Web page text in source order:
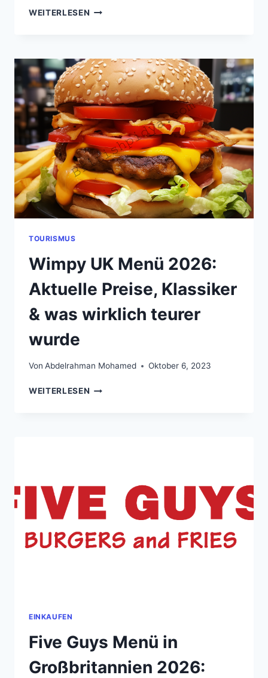
WEITERLESEN DIE
IN
OXFORD
2026
–
WO
ESSEN
MEHR
BEDEUTET
ALS
NUR
SATTWERDEN
TOURISMUS
Wimpy UK Menü 2026:
Aktuelle Preise, Klassiker
& was wirklich teurer
wurde
Von Abdelrahman Mohamed Oktober 6, 2023
WEITERLESEN WIMPY
WAS
WIRKLICH
TEURER
EINKAUFEN
Five Guys Menü in
Großbritannien 2026: